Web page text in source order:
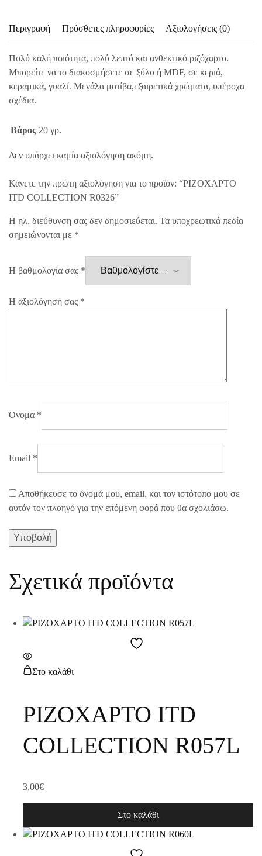
Περιγραφή Πρόσθετες πληροφορίες Αξιολογήσεις (0)
Πολύ καλή ποιότητα, πολύ λεπτό και ανθεκτικό ριζόχαρτο.
Μπορείτε να το διακοσμήσετε σε ξύλο ή MDF, σε κεριά,
κεραμικά, γυαλί. Μεγάλα μοτίβα,εξαιρετικά χρώματα, υπέροχα
σχέδια.
Βάρος 20 γρ.
Δεν υπάρχει καμία αξιολόγηση ακόμη.
Κάνετε την πρώτη αξιολόγηση για το προϊόν: “ΡΙΖΟΧΑΡΤΟ
ITD COLLECTION R0326”
Η ηλ. διεύθυνση σας δεν δημοσιεύεται. Τα υποχρεωτικά πεδία
σημειώνονται με *
Η βαθμολογία σας *
Η αξιολόγησή σας *
Όνομα *
Email *
Αποθήκευσε το όνομά μου, email, και τον ιστότοπο μου σε
αυτόν τον πλοηγό για την επόμενη φορά που θα σχολιάσω.
Σχετικά προϊόντα
Στο καλάθι
ΡΙΖΟΧΑΡΤΟ ITD
COLLECTION R057L
3,00€
Στο καλάθι